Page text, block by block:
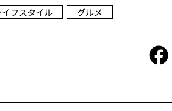
イフスタイル グルメ